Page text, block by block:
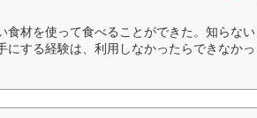
食材を使って食べることができた。知らない
する経験は、利用しなかったらできなかっ